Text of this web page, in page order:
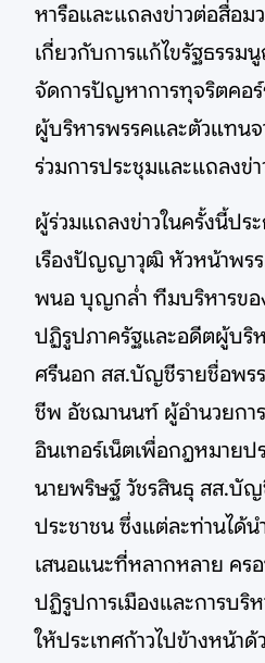
หารือและแถลงข่าวต่อสื่อม
เกี่ยวกับการแก้ไขรัฐธรร
จัดการปัญหาการทุจริตคอ
ผู้บริหารพรรคและตัวแทนจ
ร่วมการประชุมและแถลงข่
ผู้ร่วมแถลงข่าวในครั้งนี้ป
เรืองปัญญาวุฒิ หัวหน้าพรร
พนอ บุญกล่ำ ทีมบริหารขอ
ปฏิรูปภาครัฐและอดีตผู้บริ
ศรีนอก สส.บัญชีรายชื่อพร
ชีพ อัชฌานนท์ ผู้อำนวยการ
อินเทอร์เน็ตเพื่อกฎหมายป
นายพริษฐ์ วัชรสินธุ สส.บัญ
ประชาชน ซึ่งแต่ละท่านได้
เสนอแนะที่หลากหลาย คร
ปฏิรูปการเมืองและการบริ
ให้ประเทศก้าวไปข้างหน้าด้